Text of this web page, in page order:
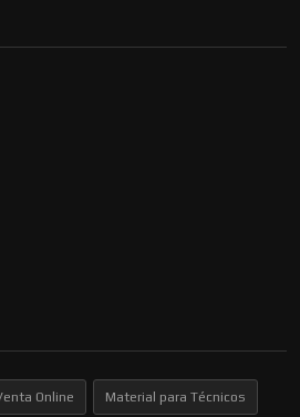
Online Material para Técnicos